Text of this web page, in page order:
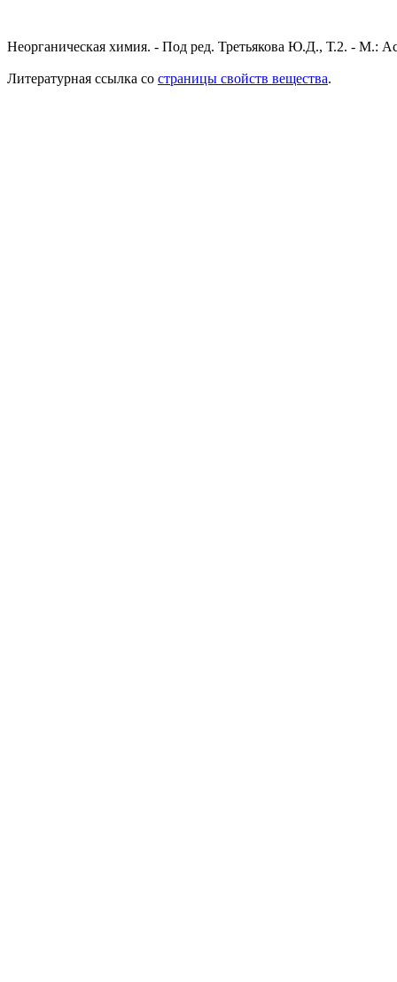
Неорганическая химия. - Под ред. Третьякова Ю.Д., Т.2. - М.:
Литературная ссылка со страницы свойств вещества.